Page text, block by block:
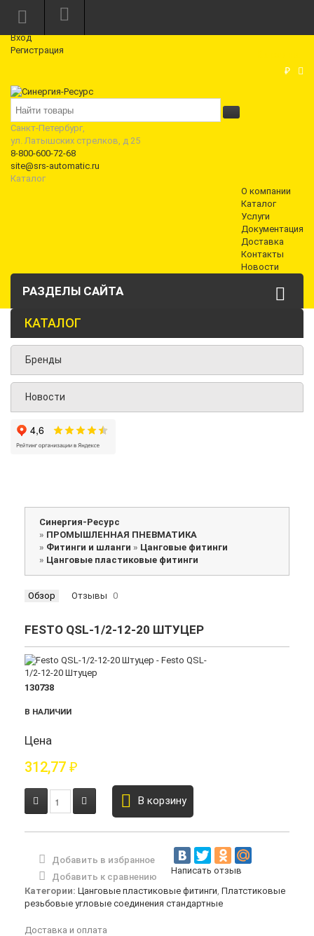
Режим работы: Пн—Пт: 10:00—18:00
Вход
Регистрация
₽
Санкт-Петербург,
ул. Латышских стрелков, д 25
8-800-600-72-68
site@srs-automatic.ru
Каталог
О компании
Каталог
Услуги
Документация
Доставка
Контакты
Новости
РАЗДЕЛЫ САЙТА
КАТАЛОГ
Бренды
Новости
Синергия-Ресурс
» ПРОМЫШЛЕННАЯ ПНЕВМАТИКА
» Фитинги и шланги » Цанговые фитинги
» Цанговые пластиковые фитинги
Обзор Отзывы 0
FESTO QSL-1/2-12-20 ШТУЦЕР
130738
В НАЛИЧИИ
Цена
312,77 ₽
В корзину
Добавить в избранное
Добавить к сравнению
Написать отзыв
Категории: Цанговые пластиковые фитинги Платстиковые
резьбовые угловые соединения стандартные
Доставка и оплата